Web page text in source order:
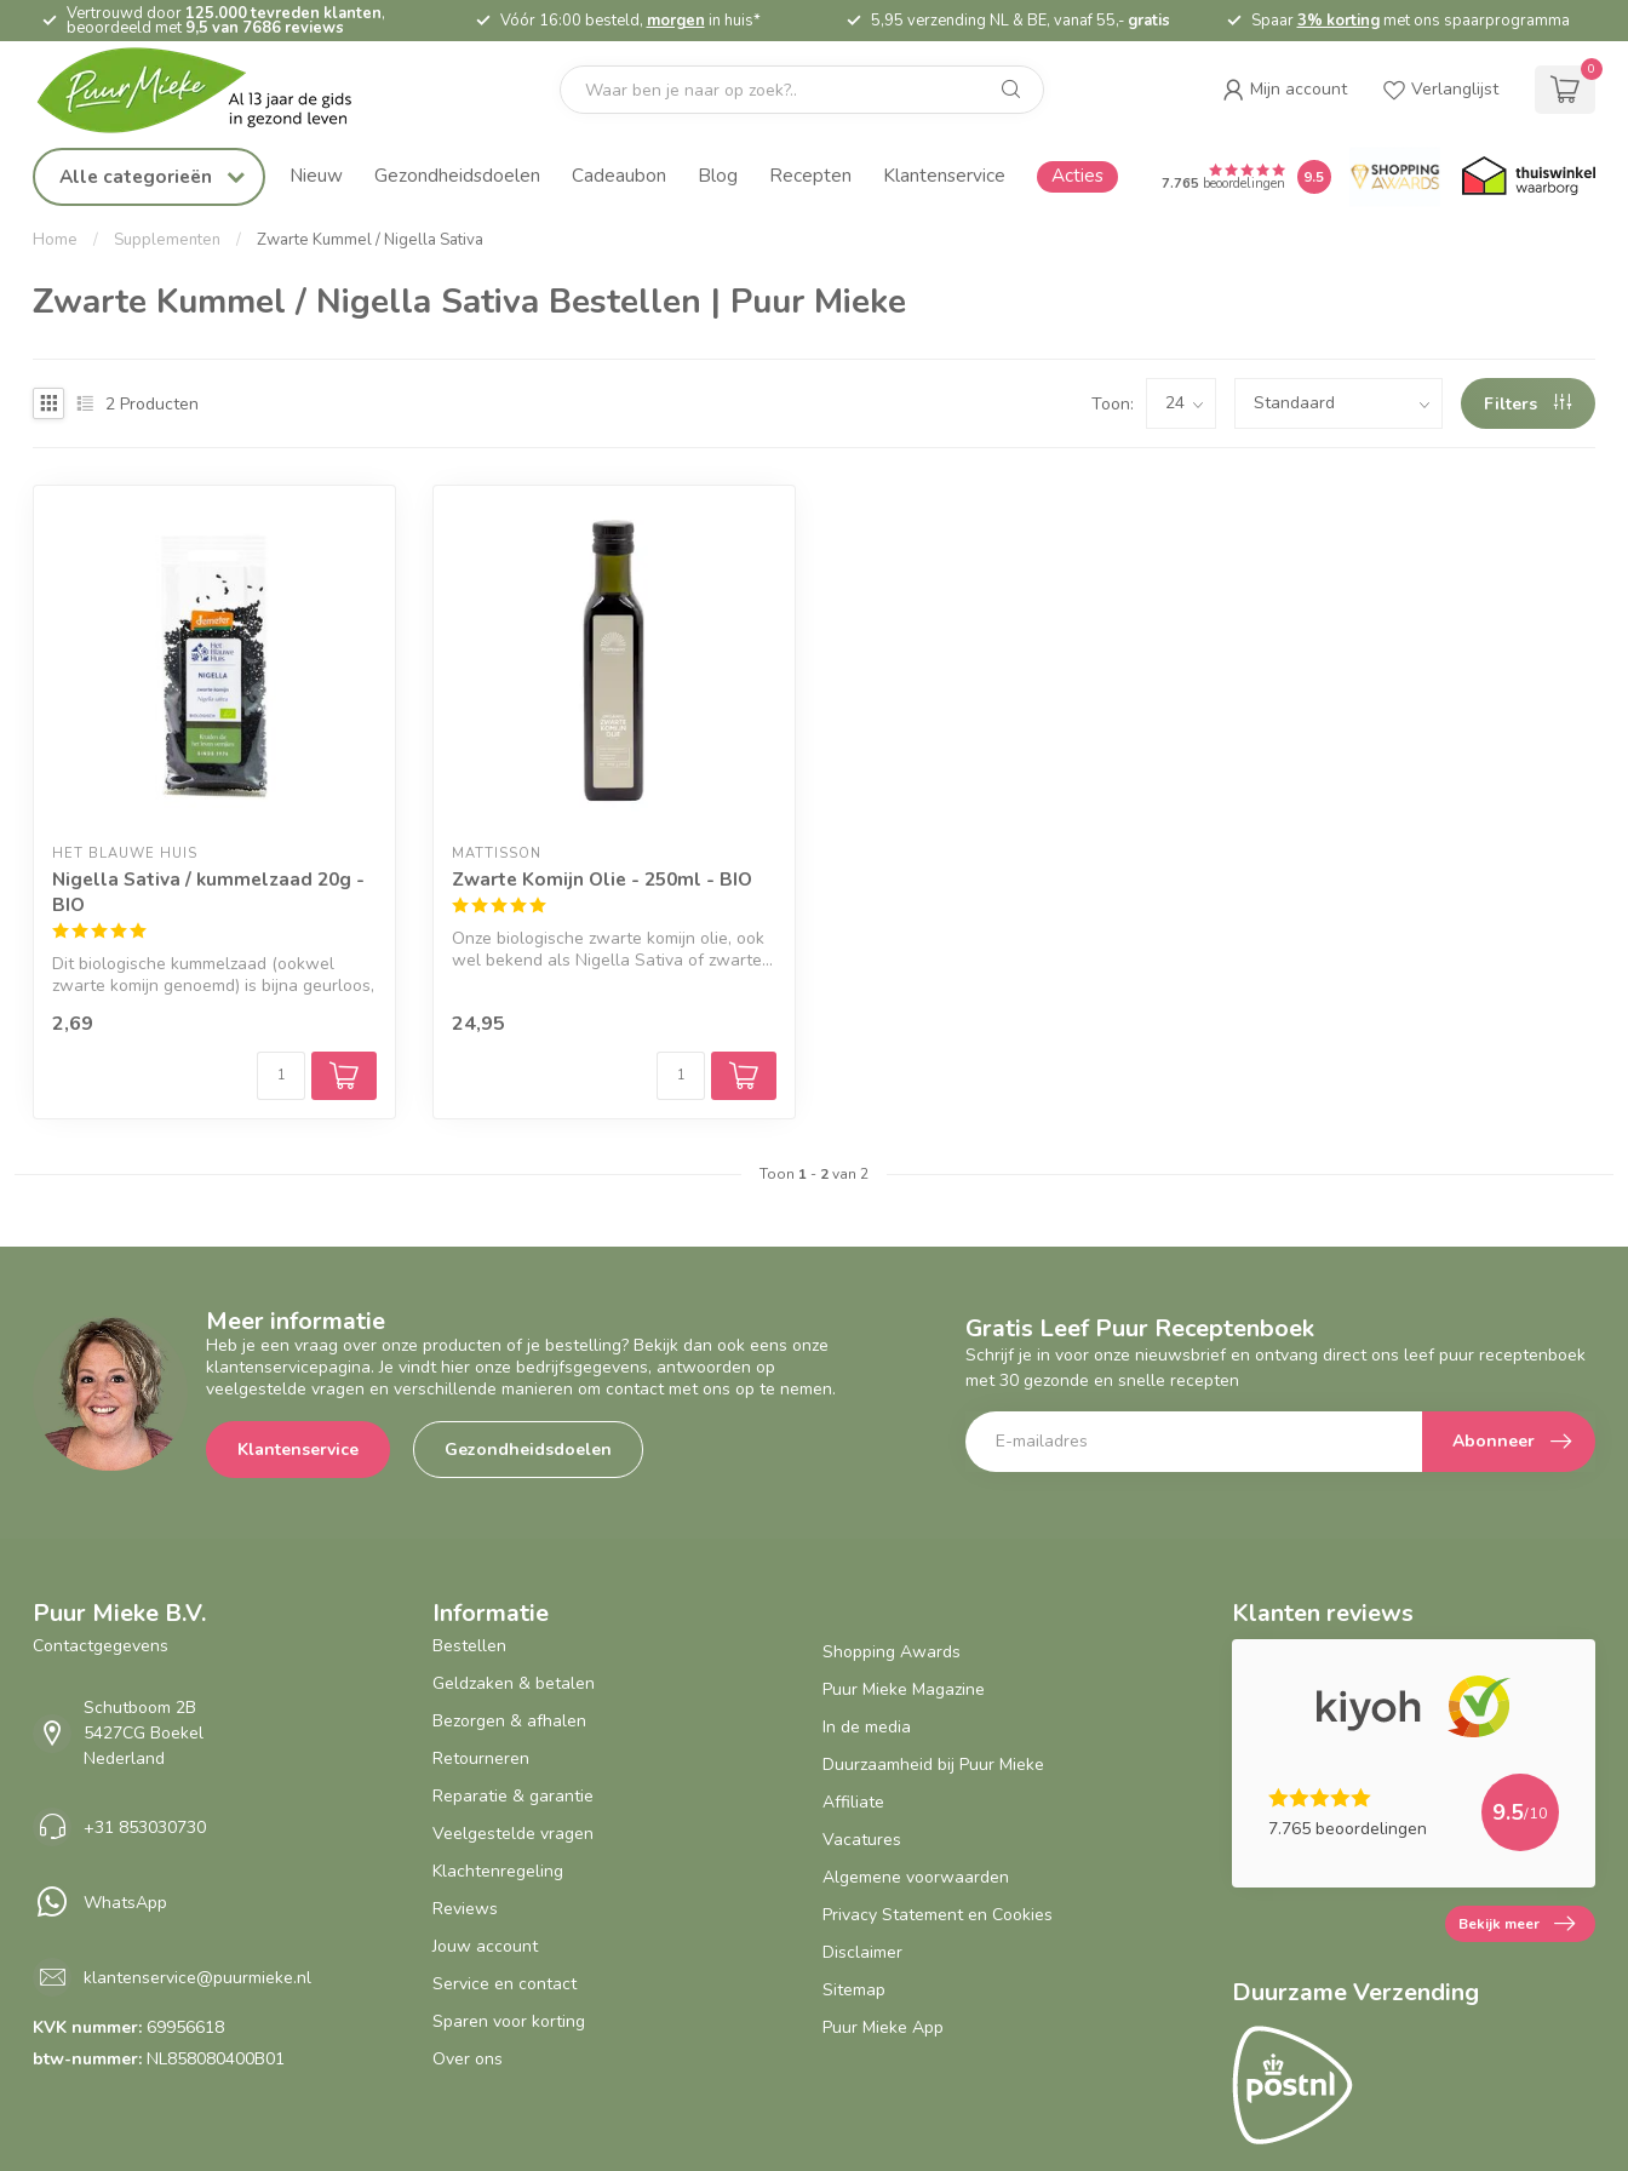
Vertrouwd door 125.000 tevreden klanten,
beoordeeld met 9,5 van 7686 reviews Vóór 16:00 besteld, morgen in huis* 5,95 verzending NL & BE, vanaf 55,- gratis Spaar3% kortingmet ons spaarprogramma
Mijn account Verlanglijst
0
Alle categorieën Nieuw Gezondheidsdoelen Cadeaubon Blog Recepten Klantenservice Acties 7.765 beoordelingen 9.5
Home / Supplementen / Zwarte Kummel / Nigella Sativa
Zwarte Kummel / Nigella Sativa Bestellen | Puur Mieke
2 Producten Toon: Filters
HET BLAUWE HUIS
Nigella Sativa / kummelzaad 20g -
BIO
Dit biologische kummelzaad (ookwel
zwarte komijn genoemd) is bijna geurloos,
2,69
MATTISSON
Zwarte Komijn Olie - 250ml - BIO
Onze biologische zwarte komijn olie, ook
wel bekend als Nigella Sativa of zwarte...
24,95
Toon 1 - 2van 2
Meer informatie
Heb je een vraag over onze producten of je bestelling? Bekijk dan ook eens onze
klantenservicepagina. Je vindt hier onze bedrijfsgegevens, antwoorden op
veelgestelde vragen en verschillende manieren om contact met ons op te nemen.
Klantenservice Gezondheidsdoelen
Gratis Leef Puur Receptenboek
Schrijf je in voor onze nieuwsbrief en ontvang direct ons leef puur receptenboek
met 30 gezonde en snelle recepten
Abonneer
Puur Mieke B.V.
Contactgegevens
Schutboom 2B
5427CG Boekel
Nederland
+31 853030730
WhatsApp
klantenservice@puurmieke.nl
KVK nummer: 69956618
btw-nummer: NL858080400B01
Informatie
Bestellen
Geldzaken & betalen
Bezorgen & afhalen
Retourneren
Reparatie & garantie
Veelgestelde vragen
Klachtenregeling
Reviews
Jouw account
Service en contact
Sparen voor korting
Over ons
Shopping Awards
Puur Mieke Magazine
In de media
Duurzaamheid bij Puur Mieke
Affiliate
Vacatures
Algemene voorwaarden
Privacy Statement en Cookies
Disclaimer
Sitemap
Puur Mieke App
Klanten reviews
7.765 beoordelingen
9.5/10
Bekijk meer
Duurzame Verzending